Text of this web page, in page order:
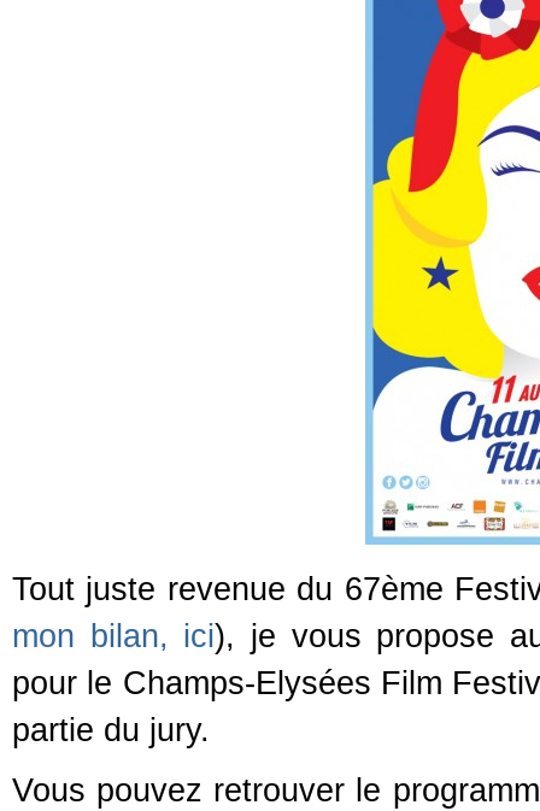
Tout juste revenue du 67ème
mon bilan, ici), je vous propose
pour le Champs-Elysées Film
partie du jury.
Vous pouvez retrouver le